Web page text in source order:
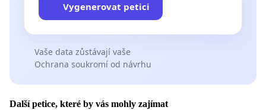
Vygenerovat petici
Vaše data zůstávají vaše
Ochrana soukromí od návrhu
Další petice, které by vás mohly zajímat